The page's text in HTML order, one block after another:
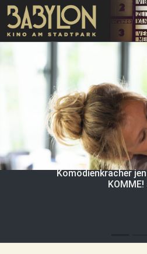
Skip to main content
Komödienkracher